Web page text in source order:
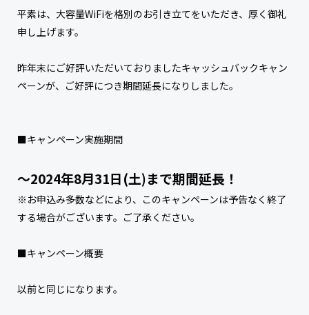
平素は、大容量WiFiを格別のお引き立てをいただき、厚く御礼
申し上げます。
昨年末にご好評いただいておりましたキャッシュバックキャン
ペーンが、ご好評につき期間延長になりしました。
■キャンペーン実施期間
～2024年8月31日(土)まで期間延長！
※お申込み多数などにより、このキャンペーンは予告なく終了
する場合がございます。ご了承ください。
■キャンペーン概要
以前と同じになります。